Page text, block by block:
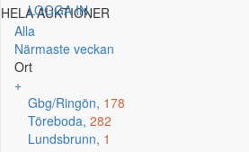
LOGGA IN
HELA AUKTIONER
Alla
Närmaste veckan
Ort
+
Gbg/Ringön, 178
Töreboda, 282
Lundsbrunn, 1